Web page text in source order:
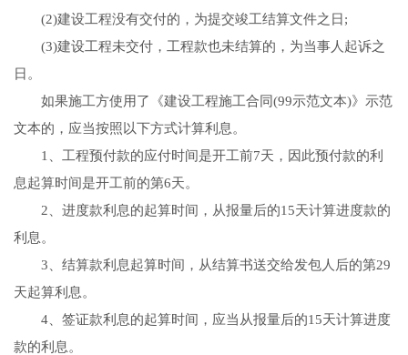
(2)建设工程没有交付的，为提交竣工结算文件之日;
(3)建设工程未交付，工程款也未结算的，为当事人起诉之
日。
如果施工方使用了《建设工程施工合同(99示范文本)》示范
文本的，应当按照以下方式计算利息。
1、工程预付款的应付时间是开工前7天，因此预付款的利
息起算时间是开工前的第6天。
2、进度款利息的起算时间，从报量后的15天计算进度款的
利息。
3、结算款利息起算时间，从结算书送交给发包人后的第29
天起算利息。
4、签证款利息的起算时间，应当从报量后的15天计算进度
款的利息。